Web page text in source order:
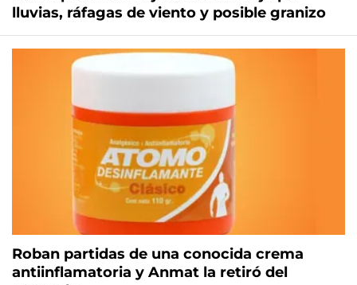
lluvias, ráfagas de viento y posible granizo
Roban partidas de una conocida crema
antiinflamatoria y Anmat la retiró del